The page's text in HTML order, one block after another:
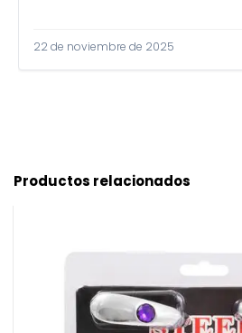
22 de noviembre de 2025
Productos relacionados